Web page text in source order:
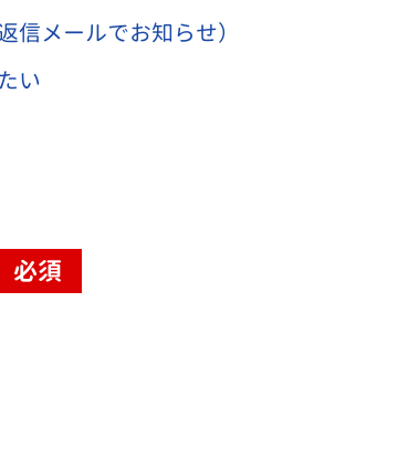
信メールでお知らせ）
い
必須